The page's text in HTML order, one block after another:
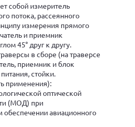
собой измеритель
потока, рассеянного
измерения прямого
и приемник
45° друг к другу.
в сборе (на траверсе
приемник и блок
стойки.
применения):
оптической
(МОД) при
обеспечении авиационного